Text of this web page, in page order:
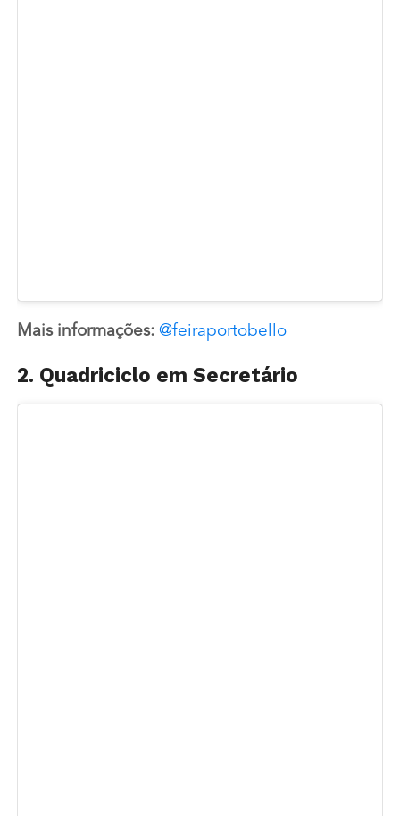
Mais informações: @feiraportobello
2. Quadriciclo em Secretário